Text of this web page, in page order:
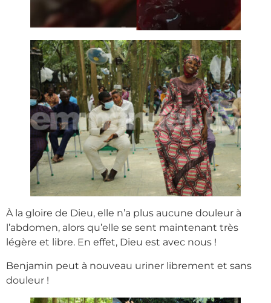
À la gloire de Dieu, elle n’a plus aucune douleur à
l’abdomen, alors qu’elle se sent maintenant très
légère et libre. En effet, Dieu est avec nous !
Benjamin peut à nouveau uriner librement et sans
douleur !